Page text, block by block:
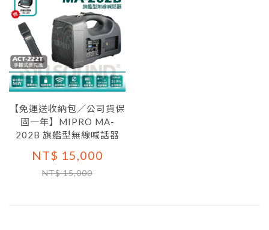
【免運送收納包／公司貨保
固一年】MIPRO MA-
202B 旗艦型無線喊話器
NT$ 15,000
NT$ 15,000